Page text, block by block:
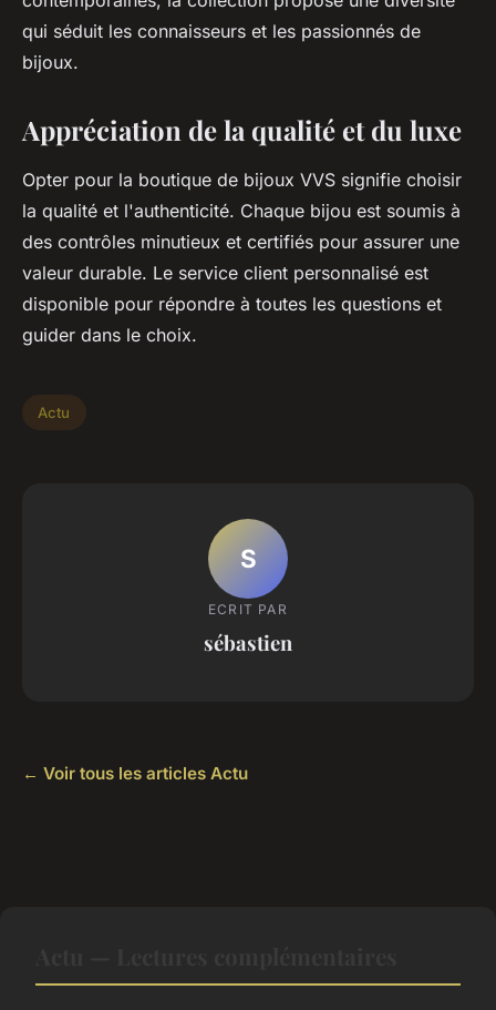
qui séduit les connaisseurs et les passionnés de
bijoux.
Appréciation de la qualité et du luxe
Opter pour la boutique de bijoux VVS signifie choisir
la qualité et l'authenticité. Chaque bijou est soumis à
des contrôles minutieux et certifiés pour assurer une
valeur durable. Le service client personnalisé est
disponible pour répondre à toutes les questions et
guider dans le choix.
Actu
S
ECRIT PAR
sébastien
← Voir tous les articles Actu